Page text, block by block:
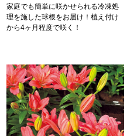
家庭でも簡単に咲かせられる冷凍処
理を施した球根をお届け！植え付け
から4ヶ月程度で咲く！